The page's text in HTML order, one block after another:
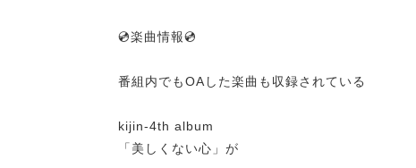
💿楽曲情報💿
番組内でもOAした楽曲も収録されている
kijin-4th album
「美しくない心」が